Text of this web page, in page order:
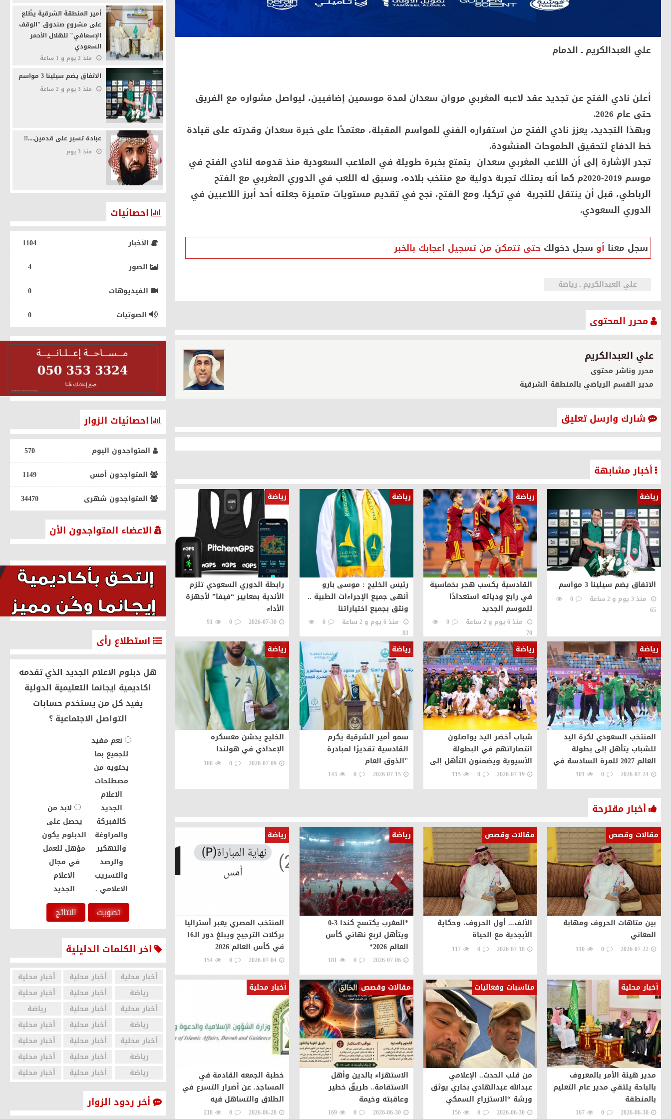
علي العبدالكريم ـ الدمام
أعلن نادي الفتح عن تجديد عقد لاعبه المغربي مروان سعدان لمدة موسمين إضافيين، ليواصل مشواره مع الفريق
حتى عام 2026.
وبهذا التجديد، يعزز نادي الفتح من استقراره الفني للمواسم المقبلة، معتمدًا على خبرة سعدان وقدرته على قيادة
خط الدفاع لتحقيق الطموحات المنشودة.
تجدر الإشارة إلى أن اللاعب المغربي سعدان يتمتع بخبرة طويلة في الملاعب السعودية منذ قدومه لنادي الفتح في
موسم 2019-2020م كما أنه يمتلك تجربة دولية مع منتخب بلاده، وسبق له اللعب في الدوري المغربي مع الفتح
الرباطي، قبل أن ينتقل للتجربة في تركيا. ومع الفتح، نجح في تقديم مستويات متميزة جعلته أحد أبرز اللاعبين في
الدوري السعودي.
سجل معنا أو سجل دخولك حتى تتمكن من تسجيل اعجابك بالخبر
علي العبدالكريم ـ رياضة
محرر المحتوى
علي العبدالكريم
محرر وناشر محتوى
مدير القسم الرياضي بالمنطقة الشرقية
شارك وارسل تعليق
أخبار مشابهة
رياضة
الاتفاق يضم سيلينا 3 مواسم
منذ 3 يوم و 2 ساعة
0
65
رياضة
القادسية يكسب هجر بخماسية
في رابع ودياته استعدادًا
للموسم الجديد
منذ 6 يوم و 2 ساعة
0
70
رياضة
رئيس الخليج : موسى بارو
أنهى جميع الإجراءات الطبية ..
ونثق بجميع اختياراتنا
منذ 6 يوم و 2 ساعة
0
83
رياضة
رابطة الدوري السعودي تلزم
الأندية بمعايير “فيفا” لأجهزة
الأداء
2026-07-30
0
91
رياضة
المنتخب السعودي لكرة اليد
للشباب يتأهل إلى بطولة
العالم 2027 للمرة السادسة في
تاريخه
2026-07-24
0
101
رياضة
شباب أخضر اليد يواصلون
انتصاراتهم في البطولة
الأسيوية ويضمنون التأهل إلى
ربع النهائي
2026-07-19
0
115
رياضة
سمو أمير الشرقية يكرم
القادسية تقديرًا لمبادرة
"الذوق العام
2026-07-15
0
143
رياضة
الخليج يدشن معسكره
الإعدادي في هولندا
2026-07-09
0
188
أخبار مقترحة
مقالات وقصص
بين متاهات الحروف ومهابة
المعاني
2026-07-22
0
110
مقالات وقصص
الألف... أول الحروف، وحكاية
الأبجدية مع الحياة
2026-07-18
0
117
رياضة
*المغرب يكتسح كندا 3-0
ويتأهل لربع نهائي كأس
العالم 2026*
2026-07-06
0
181
رياضة
المنتخب المصري يعبر أستراليا
بركلات الترجيح ويبلغ دور الـ16
في كأس العالم 2026
2026-07-04
0
154
أخبار محلية
مدير هيئة الأمر بالمعروف
بالباحة يلتقي مدير عام التعليم
بالمنطقة
2026-06-30
0
167
مناسبات وفعاليات
من قلب الحدث.. الإعلامي
عبدالله عبدالهادي بخاري يوثق
ورشة “الاستزراع السمكي
بالطرق الحديثة” بالمدينة
2026-06-30
0
156
مقالات وقصص
الاستهزاء بالدين وأهل
الاستقامة.. طريقٌ خطير
وعاقبته وخيمة
2026-06-30
0
169
أخبار محلية
خطبة الجمعه القادمة في
المساجد. عن أضرار التسرع في
الطلاق والتساهل فيه
2026-06-28
0
218
أمير المنطقة الشرقية يطّلع
على مشروع صندوق "الوقف
الإسعافي" للهلال الأحمر
السعودي
منذ 2 يوم و 1 ساعة
الاتفاق يضم سيلينا 3 مواسم
منذ 3 يوم و 2 ساعة
عبادة تسير على قدمين....!!
منذ 3 يوم
احصائيات
الأخبار
1104
الصور
4
الفيديوهات
0
الصوتيات
0
احصائيات الزوار
المتواجدون اليوم
570
المتواجدون أمس
1149
المتواجدون شهرى
34470
الاعضاء المتواجدون الأن
استطلاع رأى
هل دبلوم الاعلام الجديد الذي تقدمه
اكاديمية ايجانما التعليمية الدولية
يفيد كل من يستخدم حسابات
التواصل الاجتماعية ؟
نعم مفيد
للجميع بما
يحتويه من
مصطلحات
الاعلام
الجديد
كالفبركة
والمراوغة
والتهكير
والرصد
والتسريب
الاعلامي .
لابد من
يحصل على
الدبلوم يكون
مؤهل للعمل
في مجال
الاعلام
الجديد
تصويت النتائج
اخر الكلمات الدليلية
أخبار محلية أخبار محلية
أخبار محلية
رياضة
أخبار محلية
أخبار محلية
أخبار محلية
أخبار محلية
رياضة
رياضة
أخبار محلية
أخبار محلية
أخبار محلية
أخبار محلية
أخبار محلية
رياضة
أخبار محلية
أخبار محلية
رياضة
أخبار محلية أخبار محلية
أخر ردود الزوار
رياضة
المنتخب السعودي لكرة اليد للشباب
يتأهل إلى بطولة العالم 2027
2026-07-24
رياضة
شباب أخضر اليد يواصلون
انتصاراتهم في البطولة الأسيوية
ويضمنون التأهل
2026-07-19
رياضة
الاتفاق يضم سيلينا 3 مواسم
القادسية يكسب هجر بخماسية في
رابع ودياته استعدادًا للموسم
الجديد
منذ 6 يوم و 2 ساعة
رياضة
رئيس الخليج : موسى بارو أنهى
جميع الإجراءات الطبية ..